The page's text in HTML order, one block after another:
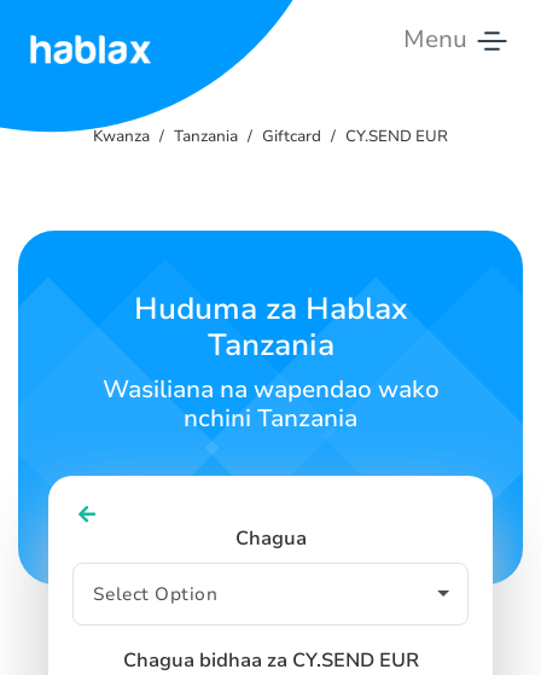
Menu
Wasiliana
Kiswahili
SIGN IN
Kwanza Tanzania Giftcard CY.SEND EUR
Huduma za Hablax
Tanzania
Wasiliana na wapendao wako
nchini Tanzania
Chagua
Chagua bidhaa za CY.SEND EUR